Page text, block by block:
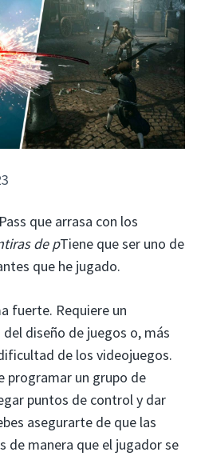
que arrasa con los
de pTiene que ser uno de
que he jugado.
fuerte. Requiere un
diseño de juegos o, más
de los videojuegos.
programar un grupo de
puntos de control y dar
asegurarte de que las
de manera que el jugador se